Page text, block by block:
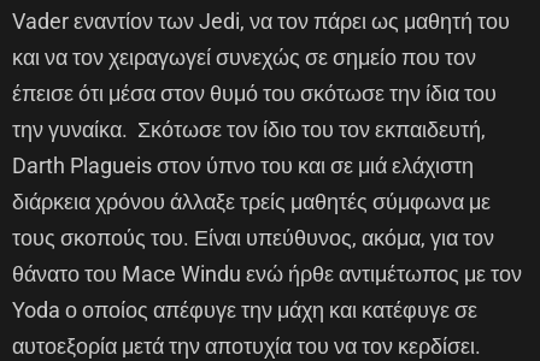
Vader εναντίον των Jedi, να τον πάρει ως μαθητή του
και να τον χειραγωγεί συνεχώς σε σημείο που τον
έπεισε ότι μέσα στον θυμό του σκότωσε την ίδια του
την γυναίκα. Σκότωσε τον ίδιο του τον εκπαιδευτή,
Darth Plagueis στον ύπνο του και σε μιά ελάχιστη
διάρκεια χρόνου άλλαξε τρείς μαθητές σύμφωνα με
τους σκοπούς του. Είναι υπεύθυνος, ακόμα, για τον
θάνατο του Mace Windu ενώ ήρθε αντιμέτωπος με τον
Yoda ο οποίος απέφυγε την μάχη και κατέφυγε σε
αυτοεξορία μετά την αποτυχία του να τον κερδίσει.